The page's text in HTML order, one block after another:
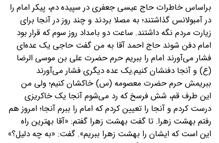
براساس خاطرات حاج عیسی جعفری در سپیده دم، پیکر امام را
در آمبولانس گذاشتند؛ به مصلا بردند و چند روز در آنجا برای
زیارت مردم نگه داشتند. ساعت دو بامداد روز سوم که قرار بود
امام دفن شوند حاج احمد آقا به من گفت حاجی یک عده‌ای
فشار می‌آورند امام را ببریم حرم حضرت علی بن موسی الرضا
(ع) و آنجا دفنشان کنیم.یک عده دیگری فشار می‌آورند
ببریمش حرم حضرت معصومه (س) خاکشان کنیم؛ ولی من
این طرف قم، شش فرسخ که رد می‌شوم آنجا یک خاکریزی
درست کردم و آنجا را تعیین کردم که امام را ببرم آنجا؛ امروز هم
رفتم بهشت زهرا. تا گفت بهشت زهرا گفتم: «آقا بهترین راه
این است که ایشان را بهشت زهرا ببریم». گفت: «به چه دلیل؟»